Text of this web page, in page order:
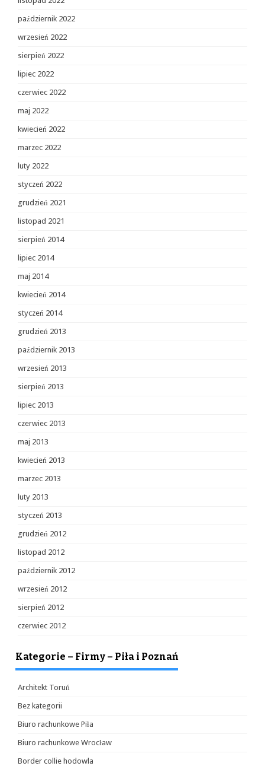
październik 2022
wrzesień 2022
sierpień 2022
lipiec 2022
czerwiec 2022
maj 2022
kwiecień 2022
marzec 2022
luty 2022
styczeń 2022
grudzień 2021
listopad 2021
sierpień 2014
lipiec 2014
maj 2014
kwiecień 2014
styczeń 2014
grudzień 2013
październik 2013
wrzesień 2013
sierpień 2013
lipiec 2013
czerwiec 2013
maj 2013
kwiecień 2013
marzec 2013
luty 2013
styczeń 2013
grudzień 2012
listopad 2012
październik 2012
wrzesień 2012
sierpień 2012
czerwiec 2012
Kategorie – Firmy – Piła i Poznań
Architekt Toruń
Bez kategorii
Biuro rachunkowe Piła
Biuro rachunkowe Wrocław
Border collie hodowla